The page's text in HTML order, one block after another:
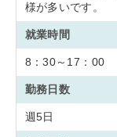
様が多いです。
就業時間
8：30～17：00
勤務日数
週5日